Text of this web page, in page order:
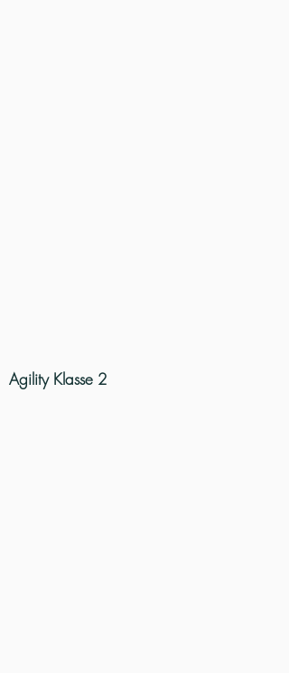
Agility Klasse 2